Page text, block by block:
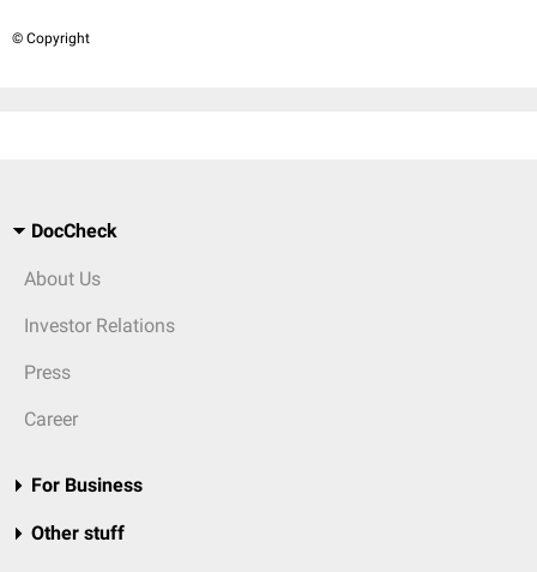
© Copyright
DocCheck
About Us
Investor Relations
Press
Career
For Business
Other stuff